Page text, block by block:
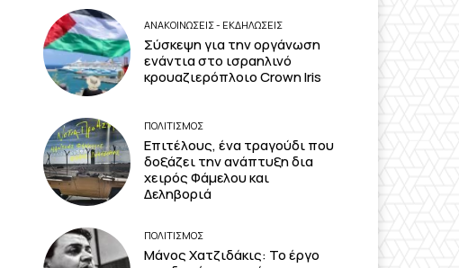
ΑΝΑΚΟΙΝΩΣΕΙΣ - ΕΚΔΗΛΩΣΕΙΣ
Σύσκεψη για την οργάνωση
ενάντια στο ισραηλινό
κρουαζιερόπλοιο Crown Iris
ΠΟΛΙΤΙΣΜΟΣ
Επιτέλους, ένα τραγούδι που
δοξάζει την ανάπτυξη δια
χειρός Φάμελου και
Δεληβοριά
ΠΟΛΙΤΙΣΜΟΣ
Μάνος Χατζιδάκις: Το έργο